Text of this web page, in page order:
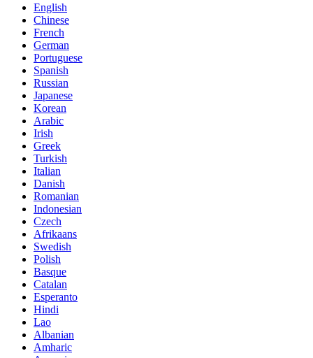
English
Chinese
French
German
Portuguese
Spanish
Russian
Japanese
Korean
Arabic
Irish
Greek
Turkish
Italian
Danish
Romanian
Indonesian
Czech
Afrikaans
Swedish
Polish
Basque
Catalan
Esperanto
Hindi
Lao
Albanian
Amharic